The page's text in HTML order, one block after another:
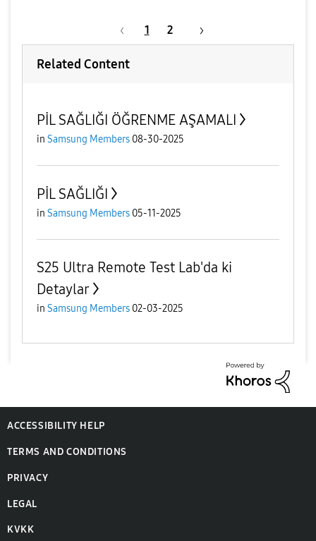
1 2
Related Content
PİL SAĞLIĞI ÖĞRENME AŞAMALI
in Samsung Members 08-30-2025
PİL SAĞLIĞI
in Samsung Members 05-11-2025
S25 Ultra Remote Test Lab'da ki
Detaylar
in Samsung Members 02-03-2025
ACCESSIBILITY HELP
TERMS AND CONDITIONS
PRIVACY
LEGAL
KVKK